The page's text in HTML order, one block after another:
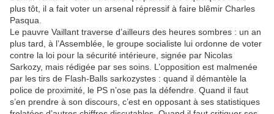
plus tôt, il a fait voter un arsenal répressif à faire blêmir Charles
Pasqua.
Le pauvre Vaillant traverse d’ailleurs des heures sombres : un an
plus tard, à l’Assemblée, le groupe socialiste lui ordonne de voter
contre la loi pour la sécurité intérieure, signée par Nicolas
Sarkozy, mais rédigée par ses soins. L’opposition est malmenée
par les tirs de Flash-Balls sarkozystes : quand il démantèle la
police de proximité, le PS n’ose pas la défendre. Quand il faut
s’en prendre à son discours, c’est en opposant à ses statistiques